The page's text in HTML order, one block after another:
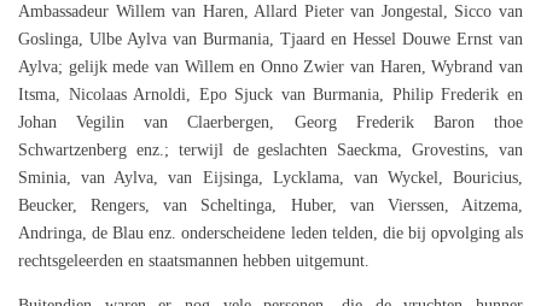
Ambassadeur Willem van Haren, Allard Pieter van Jongestal, Sicco van
Goslinga, Ulbe Aylva van Burmania, Tjaard en Hessel Douwe Ernst van
Aylva; gelijk mede van Willem en Onno Zwier van Haren, Wybrand van
Itsma, Nicolaas Arnoldi, Epo Sjuck van Burmania, Philip Frederik en
Johan Vegilin van Claerbergen, Georg Frederik Baron thoe
Schwartzenberg enz.; terwijl de geslachten Saeckma, Grovestins, van
Sminia, van Aylva, van Eijsinga, Lycklama, van Wyckel, Bouricius,
Beucker, Rengers, van Scheltinga, Huber, van Vierssen, Aitzema,
Andringa, de Blau enz. onderscheidene leden telden, die bij opvolging als
rechtsgeleerden en staatsmannen hebben uitgemunt.